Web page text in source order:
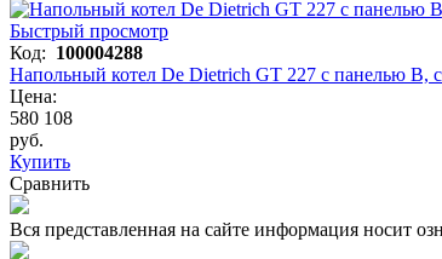
Быстрый просмотр
Код: 100004288
Напольный котел De Dietrich GT 227 с панелью B,
Цена:
580 108
руб.
Купить
Сравнить
Вся представленная на сайте информация носит